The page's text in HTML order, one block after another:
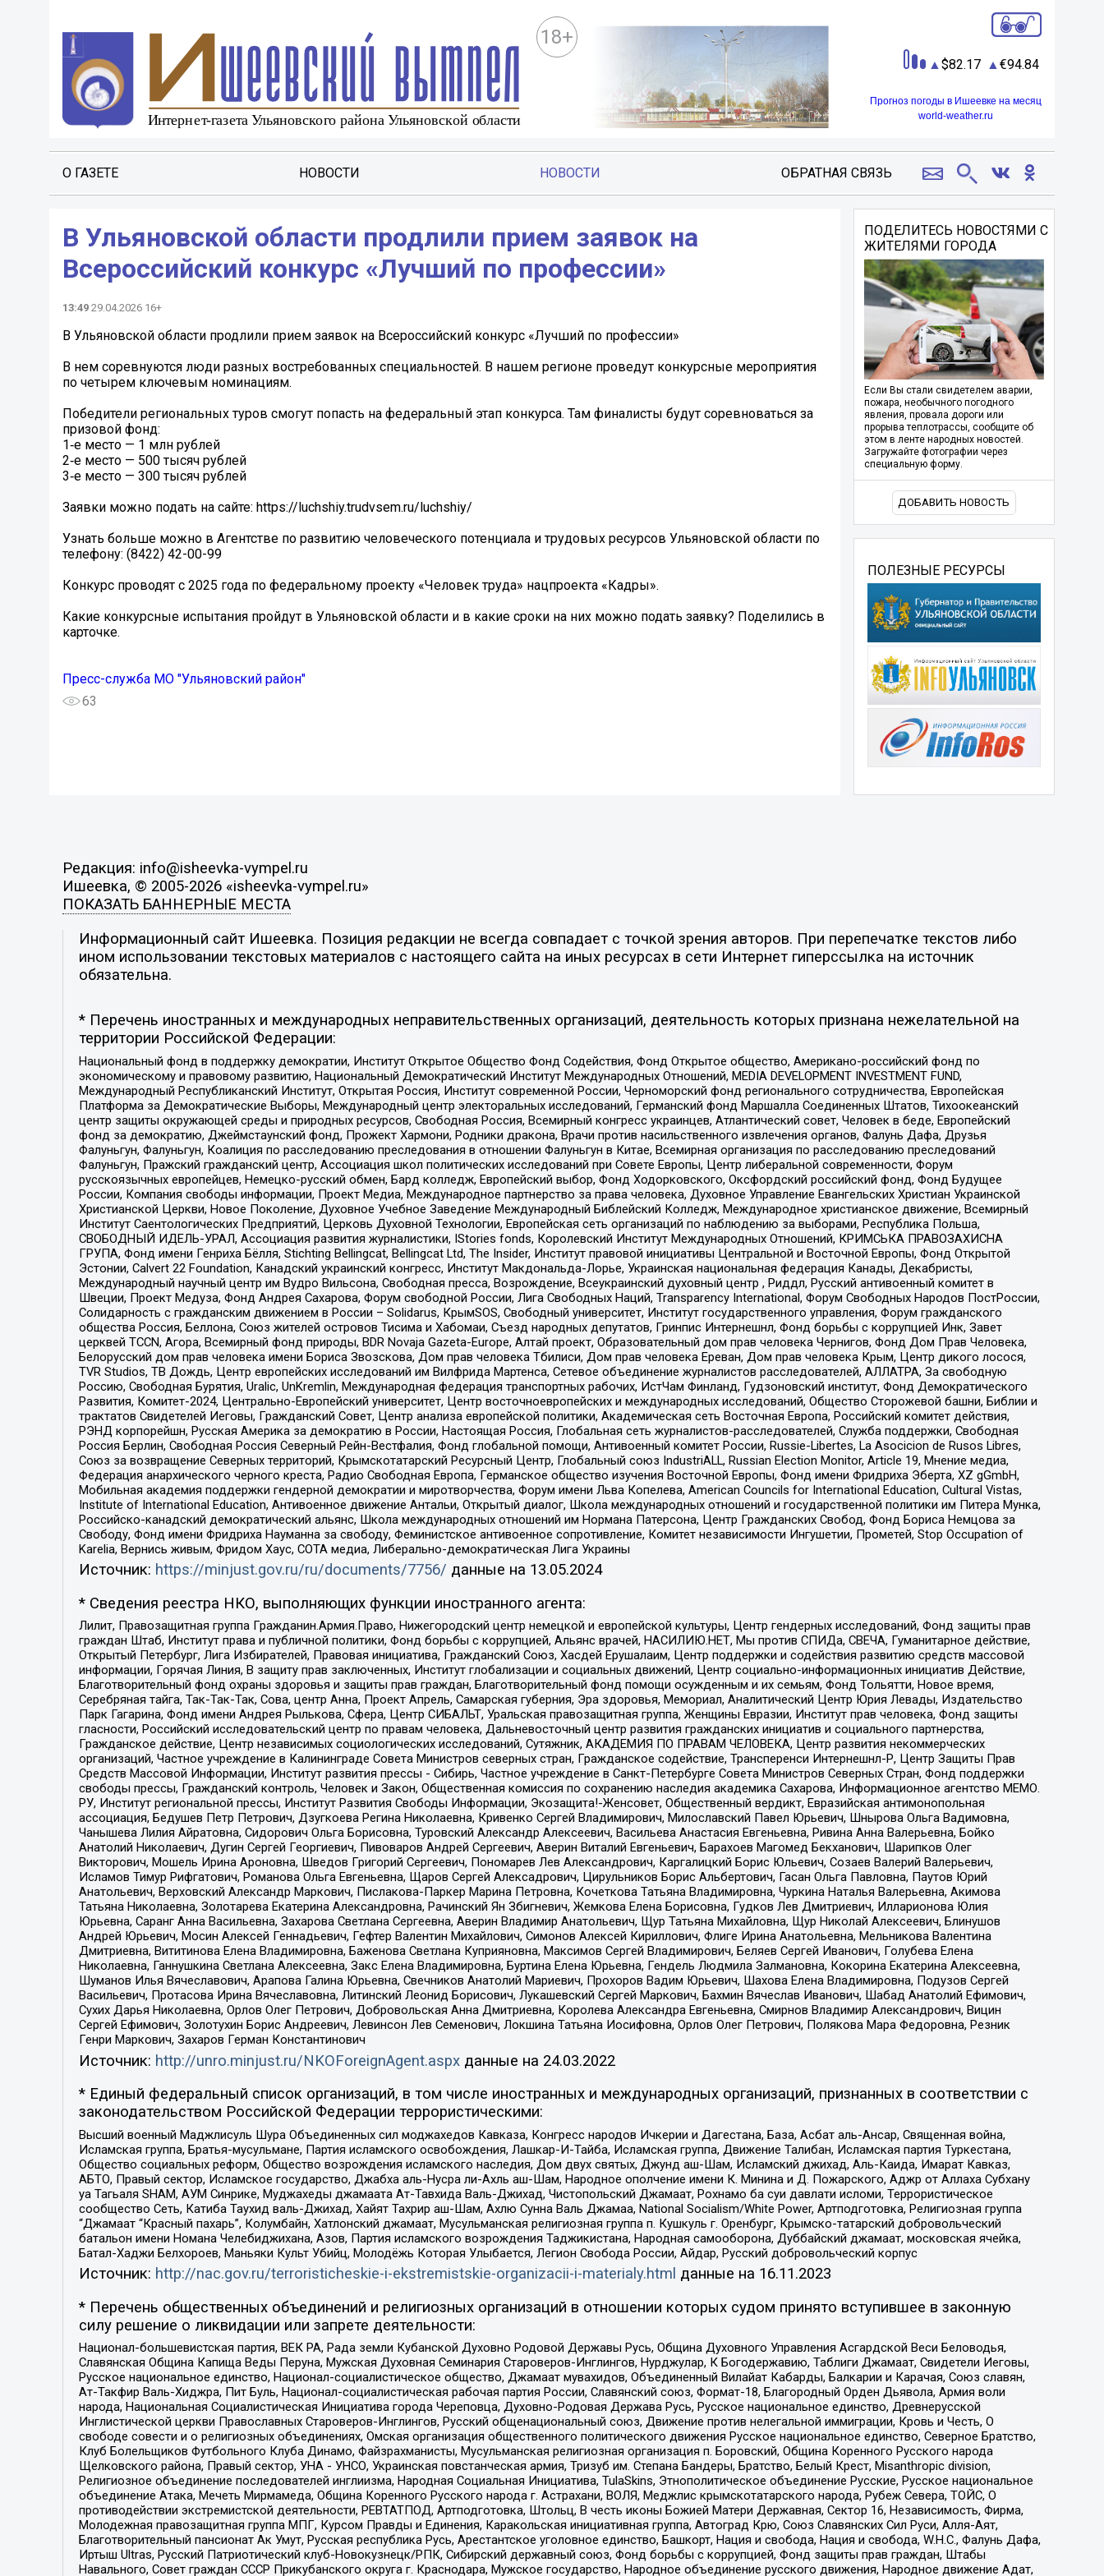
18+
82.17 94.84
Прогноз погоды в Ишеевке на месяц
world-weather.ru
О ГАЗЕТЕ НОВОСТИ НОВОСТИ ОБРАТНАЯ СВЯЗЬ
В Ульяновской области продлили прием заявок на
Всероссийский конкурс «Лучший по профессии»
13:49 29.04.2026 16+
В Ульяновской области продлили прием заявок на Всероссийский конкурс «Лучший по профессии»
В нем соревнуются люди разных востребованных специальностей. В нашем регионе проведут конкурсные мероприятия
по четырем ключевым номинациям.
Победители региональных туров смогут попасть на федеральный этап конкурса. Там финалисты будут соревноваться за
призовой фонд:
️1‑е место — 1 млн рублей
️2‑е место — 500 тысяч рублей
️3‑е место — 300 тысяч рублей
Заявки можно подать на сайте: https://luchshiy.trudvsem.ru/luchshiy/
Узнать больше можно в Агентстве по развитию человеческого потенциала и трудовых ресурсов Ульяновской области по
телефону: (8422) 42-00-99
Конкурс проводят с 2025 года по федеральному проекту «Человек труда» нацпроекта «Кадры».
Какие конкурсные испытания пройдут в Ульяновской области и в какие сроки на них можно подать заявку? Поделились в
карточке.
Пресс-служба МО "Ульяновский район"
63
ПОДЕЛИТЕСЬ НОВОСТЯМИ С
ЖИТЕЛЯМИ ГОРОДА
Если Вы стали свидетелем аварии,
пожара, необычного погодного
явления, провала дороги или
прорыва теплотрассы, сообщите об
этом в ленте народных новостей.
Загружайте фотографии через
специальную форму.
ДОБАВИТЬ НОВОСТЬ
ПОЛЕЗНЫЕ РЕСУРСЫ
Редакция: info@isheevka-vympel.ru
Ишеевка, © 2005-2026 «isheevka-vympel.ru»
ПОКАЗАТЬ БАННЕРНЫЕ МЕСТА
Информационный сайт Ишеевка. Позиция редакции не всегда совпадает с точкой зрения авторов. При перепечатке текстов либо
ином использовании текстовых материалов с настоящего сайта на иных ресурсах в сети Интернет гиперссылка на источник
обязательна.
* Перечень иностранных и международных неправительственных организаций, деятельность которых признана нежелательной на
территории Российской Федерации:
Национальный фонд в поддержку демократии, Институт Открытое Общество Фонд Содействия, Фонд Открытое общество, Американо-российский фонд по
экономическому и правовому развитию, Национальный Демократический Институт Международных Отношений, MEDIA DEVELOPMENT INVESTMENT FUND,
Международный Республиканский Институт, Открытая Россия, Институт современной России, Черноморский фонд регионального сотрудничества, Европейская
Платформа за Демократические Выборы, Международный центр электоральных исследований, Германский фонд Маршалла Соединенных Штатов, Тихоокеанский
центр защиты окружающей среды и природных ресурсов, Свободная Россия, Всемирный конгресс украинцев, Атлантический совет, Человек в беде, Европейский
фонд за демократию, Джеймстаунский фонд, Прожект Хармони, Родники дракона, Врачи против насильственного извлечения органов, Фалунь Дафа, Друзья
Фалуньгун, Фалуньгун, Коалиция по расследованию преследования в отношении Фалуньгун в Китае, Всемирная организация по расследованию преследований
Фалуньгун, Пражский гражданский центр, Ассоциация школ политических исследований при Совете Европы, Центр либеральной современности, Форум
русскоязычных европейцев, Немецко-русский обмен, Бард колледж, Европейский выбор, Фонд Ходорковского, Оксфордский российский фонд, Фонд Будущее
России, Компания свободы информации, Проект Медиа, Международное партнерство за права человека, Духовное Управление Евангельских Христиан Украинской
Христианской Церкви, Новое Поколение, Духовное Учебное Заведение Международный Библейский Колледж, Международное христианское движение, Всемирный
Институт Саентологических Предприятий, Церковь Духовной Технологии, Европейская сеть организаций по наблюдению за выборами, Республика Польша,
СВОБОДНЫЙ ИДЕЛЬ-УРАЛ, Ассоциация развития журналистики, IStories fonds, Королевский Институт Международных Отношений, КРИМСЬКА ПРАВОЗАХИСНА
ГРУПА, Фонд имени Генриха Бёлля, Stichting Bellingcat, Bellingcat Ltd, The Insider, Институт правовой инициативы Центральной и Восточной Европы, Фонд Открытой
Эстонии, Calvert 22 Foundation, Канадский украинский конгресс, Институт Макдональда-Лорье, Украинская национальная федерация Канады, Декабристы,
Международный научный центр им Вудро Вильсона, Свободная пресса, Возрождение, Всеукраинский духовный центр , Риддл, Русский антивоенный комитет в
Швеции, Проект Медуза, Фонд Андрея Сахарова, Форум свободной России, Лига Свободных Наций, Transparеncy International, Форум Свободных Народов ПостРоссии,
Солидарность с гражданским движением в России – Solidarus, КрымSOS, Свободный университет, Институт государственного управления, Форум гражданского
общества Россия, Беллона, Союз жителей островов Тисима и Хабомаи, Съезд народных депутатов, Гринпис Интернешнл, Фонд борьбы с коррупцией Инк, Завет
церквей TCCN, Агора, Всемирный фонд природы, BDR Novaja Gazeta-Europe, Алтай проект, Образовательный дом прав человека Чернигов, Фонд Дом Прав Человека,
Белорусский дом прав человека имени Бориса Звозскова, Дом прав человека Тбилиси, Дом прав человека Ереван, Дом прав человека Крым, Центр дикого лосося,
TVR Studios, ТВ Дождь, Центр европейских исследований им Вилфрида Мартенса, Сетевое объединение журналистов расследователей, АЛЛАТРА, За свободную
Россию, Свободная Бурятия, Uralic, UnKremlin, Международная федерация транспортных рабочих, ИстЧам Финланд, Гудзоновский институт, Фонд Демократического
Развития, Комитет-2024, Центрально-Европейский университет, Центр восточноевропейских и международных исследований, Общество Сторожевой башни, Библии и
трактатов Свидетелей Иеговы, Гражданский Совет, Центр анализа европейской политики, Академическая сеть Восточная Европа, Российский комитет действия,
РЭНД корпорейшн, Русская Америка за демократию в России, Настоящая Россия, Глобальная сеть журналистов-расследователей, Служба поддержки, Свободная
Россия Берлин, Свободная Россия Северный Рейн-Вестфалия, Фонд глобальной помощи, Антивоенный комитет России, Russie-Libertes, La Asocicion de Rusos Libres,
Союз за возвращение Северных территорий, Крымскотатарский Ресурсный Центр, Глобальный союз IndustriALL, Russian Election Monitor, Article 19, Мнение медиа,
Федерация анархического черного креста, Радио Свободная Европа, Германское общество изучения Восточной Европы, Фонд имени Фридриха Эберта, XZ gGmbH,
Мобильная академия поддержки гендерной демократии и миротворчества, Форум имени Льва Копелева, American Councils for International Education, Cultural Vistas,
Institute of International Education, Антивоенное движение Антальи, Открытый диалог, Школа международных отношений и государственной политики им Питера Мунка,
Российско-канадский демократический альянс, Школа международных отношений им Нормана Патерсона, Центр Гражданских Свобод, Фонд Бориса Немцова за
Свободу, Фонд имени Фридриха Науманна за свободу, Феминистское антивоенное сопротивление, Комитет независимости Ингушетии, Прометей, Stop Occupation of
Karelia, Вернись живым, Фридом Хаус, СОТА медиа, Либерально-демократическая Лига Украины
Источник: https://minjust.gov.ru/ru/documents/7756/ данные на 13.05.2024
* Сведения реестра НКО, выполняющих функции иностранного агента:
Лилит, Правозащитная группа Гражданин.Армия.Право, Нижегородский центр немецкой и европейской культуры, Центр гендерных исследований, Фонд защиты прав
граждан Штаб, Институт права и публичной политики, Фонд борьбы с коррупцией, Альянс врачей, НАСИЛИЮ.НЕТ, Мы против СПИДа, СВЕЧА, Гуманитарное действие,
Открытый Петербург, Лига Избирателей, Правовая инициатива, Гражданский Союз, Хасдей Ерушалаим, Центр поддержки и содействия развитию средств массовой
информации, Горячая Линия, В защиту прав заключенных, Институт глобализации и социальных движений, Центр социально-информационных инициатив Действие,
Благотворительный фонд охраны здоровья и защиты прав граждан, Благотворительный фонд помощи осужденным и их семьям, Фонд Тольятти, Новое время,
Серебряная тайга, Так-Так-Так, Сова, центр Анна, Проект Апрель, Самарская губерния, Эра здоровья, Мемориал, Аналитический Центр Юрия Левады, Издательство
Парк Гагарина, Фонд имени Андрея Рылькова, Сфера, Центр СИБАЛЬТ, Уральская правозащитная группа, Женщины Евразии, Институт прав человека, Фонд защиты
гласности, Российский исследовательский центр по правам человека, Дальневосточный центр развития гражданских инициатив и социального партнерства,
Гражданское действие, Центр независимых социологических исследований, Сутяжник, АКАДЕМИЯ ПО ПРАВАМ ЧЕЛОВЕКА, Центр развития некоммерческих
организаций, Частное учреждение в Калининграде Совета Министров северных стран, Гражданское содействие, Трансперенси Интернешнл-Р, Центр Защиты Прав
Средств Массовой Информации, Институт развития прессы - Сибирь, Частное учреждение в Санкт-Петербурге Совета Министров Северных Стран, Фонд поддержки
свободы прессы, Гражданский контроль, Человек и Закон, Общественная комиссия по сохранению наследия академика Сахарова, Информационное агентство МЕМО.
РУ, Институт региональной прессы, Институт Развития Свободы Информации, Экозащита!-Женсовет, Общественный вердикт, Евразийская антимонопольная
ассоциация, Бедушев Петр Петрович, Дзугкоева Регина Николаевна, Кривенко Сергей Владимирович, Милославский Павел Юрьевич, Шнырова Ольга Вадимовна,
Чанышева Лилия Айратовна, Сидорович Ольга Борисовна, Туровский Александр Алексеевич, Васильева Анастасия Евгеньевна, Ривина Анна Валерьевна, Бойко
Анатолий Николаевич, Дугин Сергей Георгиевич, Пивоваров Андрей Сергеевич, Аверин Виталий Евгеньевич, Барахоев Магомед Бекханович, Шарипков Олег
Викторович, Мошель Ирина Ароновна, Шведов Григорий Сергеевич, Пономарев Лев Александрович, Каргалицкий Борис Юльевич, Созаев Валерий Валерьевич,
Исламов Тимур Рифгатович, Романова Ольга Евгеньевна, Щаров Сергей Алексадрович, Цирульников Борис Альбертович, Гасан Ольга Павловна, Паутов Юрий
Анатольевич, Верховский Александр Маркович, Пислакова-Паркер Марина Петровна, Кочеткова Татьяна Владимировна, Чуркина Наталья Валерьевна, Акимова
Татьяна Николаевна, Золотарева Екатерина Александровна, Рачинский Ян Збигневич, Жемкова Елена Борисовна, Гудков Лев Дмитриевич, Илларионова Юлия
Юрьевна, Саранг Анна Васильевна, Захарова Светлана Сергеевна, Аверин Владимир Анатольевич, Щур Татьяна Михайловна, Щур Николай Алексеевич, Блинушов
Андрей Юрьевич, Мосин Алексей Геннадьевич, Гефтер Валентин Михайлович, Симонов Алексей Кириллович, Флиге Ирина Анатольевна, Мельникова Валентина
Дмитриевна, Вититинова Елена Владимировна, Баженова Светлана Куприяновна, Максимов Сергей Владимирович, Беляев Сергей Иванович, Голубева Елена
Николаевна, Ганнушкина Светлана Алексеевна, Закс Елена Владимировна, Буртина Елена Юрьевна, Гендель Людмила Залмановна, Кокорина Екатерина Алексеевна,
Шуманов Илья Вячеславович, Арапова Галина Юрьевна, Свечников Анатолий Мариевич, Прохоров Вадим Юрьевич, Шахова Елена Владимировна, Подузов Сергей
Васильевич, Протасова Ирина Вячеславовна, Литинский Леонид Борисович, Лукашевский Сергей Маркович, Бахмин Вячеслав Иванович, Шабад Анатолий Ефимович,
Сухих Дарья Николаевна, Орлов Олег Петрович, Добровольская Анна Дмитриевна, Королева Александра Евгеньевна, Смирнов Владимир Александрович, Вицин
Сергей Ефимович, Золотухин Борис Андреевич, Левинсон Лев Семенович, Локшина Татьяна Иосифовна, Орлов Олег Петрович, Полякова Мара Федоровна, Резник
Генри Маркович, Захаров Герман Константинович
Источник: http://unro.minjust.ru/NKOForeignAgent.aspxданные на 24.03.2022
* Единый федеральный список организаций, в том числе иностранных и международных организаций, признанных в соответствии с
законодательством Российской Федерации террористическими:
Высший военный Маджлисуль Шура Объединенных сил моджахедов Кавказа, Конгресс народов Ичкерии и Дагестана, База, Асбат аль-Ансар, Священная война,
Исламская группа, Братья-мусульмане, Партия исламского освобождения, Лашкар-И-Тайба, Исламская группа, Движение Талибан, Исламская партия Туркестана,
Общество социальных реформ, Общество возрождения исламского наследия, Дом двух святых, Джунд аш-Шам, Исламский джихад, Аль-Каида, Имарат Кавказ,
АБТО, Правый сектор, Исламское государство, Джабха аль-Нусра ли-Ахль аш-Шам, Народное ополчение имени К. Минина и Д. Пожарского, Аджр от Аллаха Субхану
уа Тагьаля SHAM, АУМ Синрике, Муджахеды джамаата Ат-Тавхида Валь-Джихад, Чистопольский Джамаат, Рохнамо ба суи давлати исломи, Террористическое
сообщество Сеть, Катиба Таухид валь-Джихад, Хайят Тахрир аш-Шам, Ахлю Сунна Валь Джамаа, National Socialism/White Power, Артподготовка, Религиозная группа
“Джамаат “Красный пахарь”, Колумбайн, Хатлонский джамаат, Мусульманская религиозная группа п. Кушкуль г. Оренбург, Крымско-татарский добровольческий
батальон имени Номана Челебиджихана, Азов, Партия исламского возрождения Таджикистана, Народная самооборона, Дуббайский джамаат, московская ячейка,
Батал-Хаджи Белхороев, Маньяки Культ Убийц, Молодёжь Которая Улыбается, Легион Свобода России, Айдар, Русский добровольческий корпус
Источник: http://nac.gov.ru/terroristicheskie-i-ekstremistskie-organizacii-i-materialy.html данные на 16.11.2023
* Перечень общественных объединений и религиозных организаций в отношении которых судом принято вступившее в законную
силу решение о ликвидации или запрете деятельности:
Национал-большевистская партия, ВЕК РА, Рада земли Кубанской Духовно Родовой Державы Русь, Община Духовного Управления Асгардской Веси Беловодья,
Славянская Община Капища Веды Перуна, Мужская Духовная Семинария Староверов-Инглингов, Нурджулар, К Богодержавию, Таблиги Джамаат, Свидетели Иеговы,
Русское национальное единство, Национал-социалистическое общество, Джамаат мувахидов, Объединенный Вилайат Кабарды, Балкарии и Карачая, Союз славян,
Ат-Такфир Валь-Хиджра, Пит Буль, Национал-социалистическая рабочая партия России, Славянский союз, Формат-18, Благородный Орден Дьявола, Армия воли
народа, Национальная Социалистическая Инициатива города Череповца, Духовно-Родовая Держава Русь, Русское национальное единство, Древнерусской
Инглистической церкви Православных Староверов-Инглингов, Русский общенациональный союз, Движение против нелегальной иммиграции, Кровь и Честь, О
свободе совести и о религиозных объединениях, Омская организация общественного политического движения Русское национальное единство, Северное Братство,
Клуб Болельщиков Футбольного Клуба Динамо, Файзрахманисты, Мусульманская религиозная организация п. Боровский, Община Коренного Русского народа
Щелковского района, Правый сектор, УНА - УНСО, Украинская повстанческая армия, Тризуб им. Степана Бандеры, Братство, Белый Крест, Misanthropic division,
Религиозное объединение последователей инглиизма, Народная Социальная Инициатива, TulaSkins, Этнополитическое объединение Русские, Русское национальное
объединение Атака, Мечеть Мирмамеда, Община Коренного Русского народа г. Астрахани, ВОЛЯ, Меджлис крымскотатарского народа, Рубеж Севера, ТОЙС, О
противодействии экстремистской деятельности, РЕВТАТПОД, Артподготовка, Штольц, В честь иконы Божией Матери Державная, Сектор 16, Независимость, Фирма,
Молодежная правозащитная группа МПГ, Курсом Правды и Единения, Каракольская инициативная группа, Автоград Крю, Союз Славянских Сил Руси, Алля-Аят,
Благотворительный пансионат Ак Умут, Русская республика Русь, Арестантское уголовное единство, Башкорт, Нация и свобода, Нация и свобода, W.H.С., Фалунь Дафа,
Иртыш Ultras, Русский Патриотический клуб-Новокузнецк/РПК, Сибирский державный союз, Фонд борьбы с коррупцией, Фонд защиты прав граждан, Штабы
Навального, Совет граждан СССР Прикубанского округа г. Краснодара, Мужское государство, Народное объединение русского движения, Народное движение Адат,